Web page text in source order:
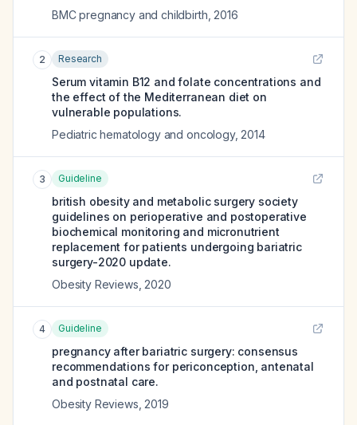
BMC pregnancy and childbirth 2016
2 Research
Serum vitamin B12 and folate concentrations and
the effect of the Mediterranean diet on
vulnerable populations.
Pediatric hematology and oncology, 2014
3 Guideline
british obesity and metabolic surgery society
guidelines on perioperative and postoperative
biochemical monitoring and micronutrient
replacement for patients undergoing bariatric
surgery-2020 update.
Obesity Reviews 2020
4 Guideline
pregnancy after bariatric surgery: consensus
recommendations for periconception, antenatal
and postnatal care.
Obesity Reviews 2019